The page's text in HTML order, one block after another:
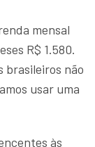
mensal
R$ 1.580.
brasileiros não
usar uma
às